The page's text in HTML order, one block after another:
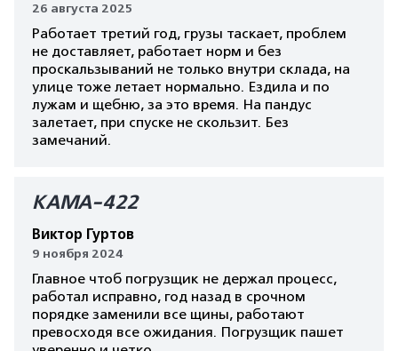
26 августа 2025
Работает третий год, грузы таскает, проблем
не доставляет, работает норм и без
проскальзываний не только внутри склада, на
улице тоже летает нормально. Ездила и по
лужам и щебню, за это время. На пандус
залетает, при спуске не скользит. Без
замечаний.
КАМА-422
Виктор Гуртов
9 ноября 2024
Главное чтоб погрузщик не держал процесс,
работал исправно, год назад в срочном
порядке заменили все щины, работают
превосходя все ожидания. Погрузщик пашет